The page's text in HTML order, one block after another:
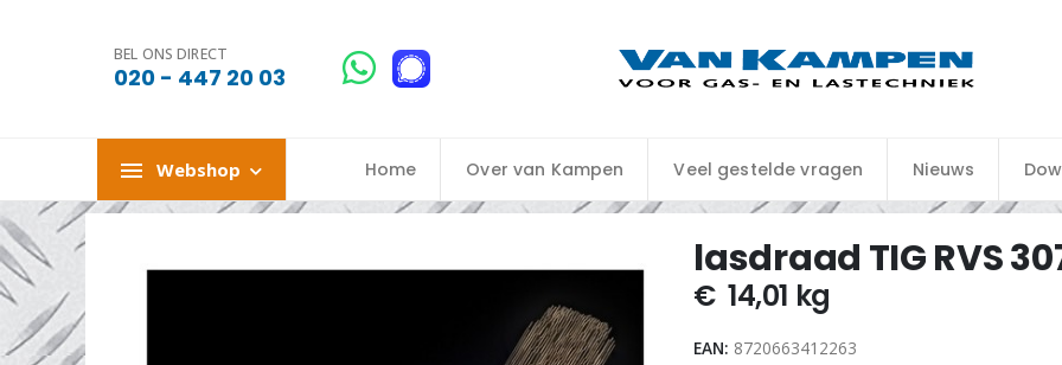
BEL ONS DIRECT
020 - 447 20 03
Webshop Home Over van Kampen Veel gestelde vragen Nieuws
lasdraad TIG RVS
€ 14,01 kg
EAN: 8720663412263